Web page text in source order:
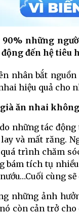
90% những
đến hệ tiêu
nhân bắt
hiệu quả cho
ăn nhai
những tác
và mất răng.
trình chăm
bám tích tụ
cùng
những ảnh
còn cản trở